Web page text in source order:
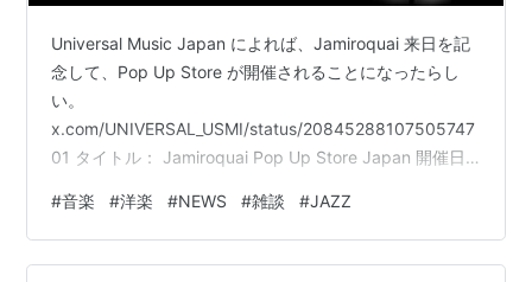
Universal Music Japan によれば、Jamiroquai 来日を記
念して、Pop Up Store が開催されることになったらし
い。
x.com/UNIVERSAL_USMI/status/20845288107505747
01 タイトル： Jamiroquai Pop Up Store Japan 開催日
MAKETHESTAGE 11:00 ～ 20:00 会場地図： 関連サイ
ト： 🪩ジャミロクワイサマソニ来日記念🪩ラフォーレ原
宿でPOP-UP STOREが 期間限定開催決定！🏬Pop Up詳
#音楽 #洋楽 #NEWS #雑談 #JAZZ